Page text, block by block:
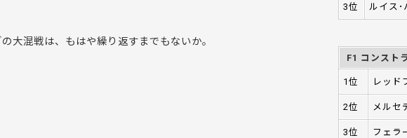
大混戦は、もはや繰り返すまでもないか。
3位 ルイス･
F1 コンスト
1位 レッド
2位 メルセ
3位 フェラ